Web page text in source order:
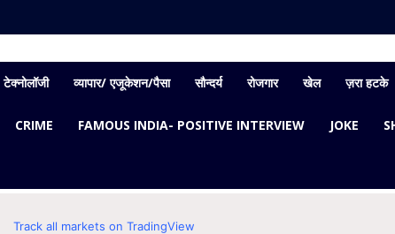
टेक्नोलॉजी व्यापार/ एजूकेशन/पैसा सौन्दर्य रोजगार खेल ज़रा हटके
CRIME FAMOUS INDIA- POSITIVE INTERVIEW JOKE
Track all markets on TradingView